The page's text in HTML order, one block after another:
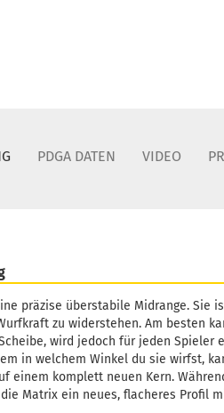
PDGA DATEN VIDEO
präzise überstabile Midrange.
zu widerstehen. Am besten
wird jedoch für jeden Spieler
in welchem Winkel du sie wirfst,
einem komplett neuen Kern.
Matrix ein neues, flacheres Profil